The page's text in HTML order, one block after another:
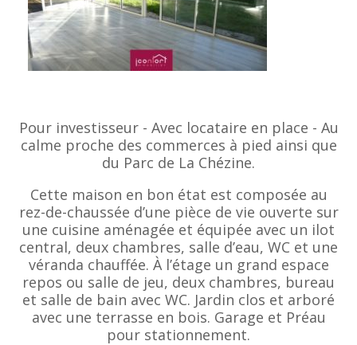
Pour investisseur - Avec locataire en place - Au
calme proche des commerces à pied ainsi que
du Parc de La Chézine.
Cette maison en bon état est composée au
rez-de-chaussée d’une pièce de vie ouverte sur
une cuisine aménagée et équipée avec un ilot
central, deux chambres, salle d’eau, WC et une
véranda chauffée. À l’étage un grand espace
repos ou salle de jeu, deux chambres, bureau
et salle de bain avec WC. Jardin clos et arboré
avec une terrasse en bois. Garage et Préau
pour stationnement.